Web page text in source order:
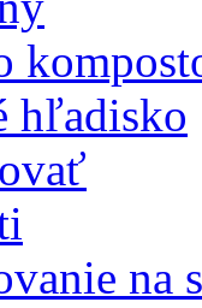
hľadisko
na